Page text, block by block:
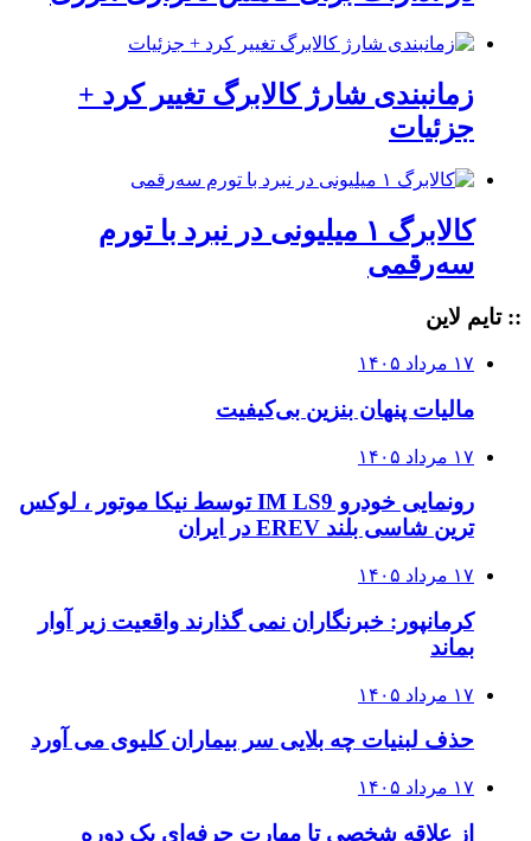
زمانبندی شارژ کالابرگ تغییر کرد +
جزئیات
کالابرگ ۱ میلیونی در نبرد با تورم
سه‌رقمی
:: تایم لاین
۱۷ مرداد ۱۴۰۵
مالیات پنهان بنزین بی‌کیفیت
۱۷ مرداد ۱۴۰۵
رونمایی خودرو IM LS9 توسط نیکا موتور ، لوکس
ترین شاسی بلند EREV در ایران
۱۷ مرداد ۱۴۰۵
کرمانپور: خبرنگاران نمی گذارند واقعیت زیر آوار
بماند
۱۷ مرداد ۱۴۰۵
حذف لبنیات چه بلایی سر بیماران کلیوی می آورد
۱۷ مرداد ۱۴۰۵
از علاقه شخصی تا مهارت حرفه‌ای یک دوره